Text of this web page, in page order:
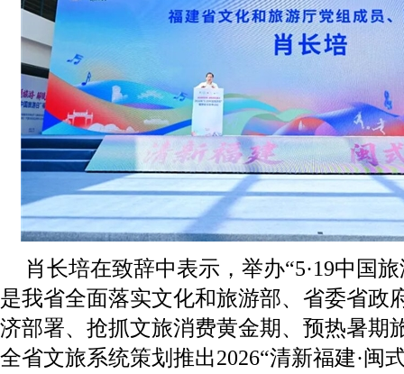
肖长培在致辞中表示，举办“5·19中国
是我省全面落实文化和旅游部、省委省政
济部署、抢抓文旅消费黄金期、预热暑期
全省文旅系统策划推出2026“清新福建·闽